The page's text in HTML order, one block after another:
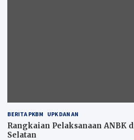
BERITA PKBM UPK DAN AN
Rangkaian Pelaksanaan ANBK
Selatan